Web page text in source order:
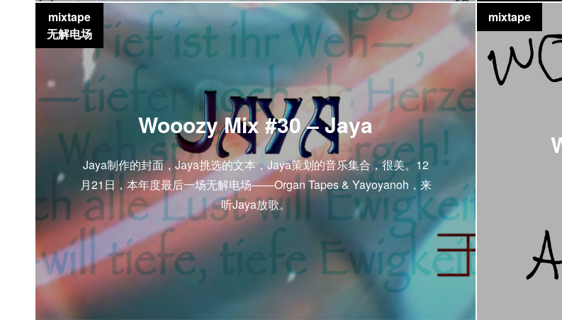
Wooozy Mix #30 – Jaya
Jaya制作的封面，Jaya挑选的文本，Jaya策划的音乐集合，很美。12
月21日，本年度最后一场无解电场——Organ Tapes & Yayoyanoh，来
听Jaya放歌。
mixtape
无解电场
mixtape